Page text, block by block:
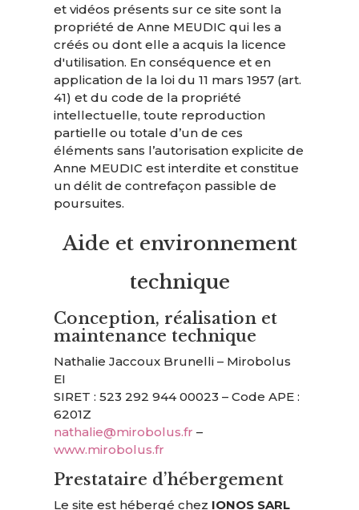
et vidéos présents sur ce site sont la
propriété de Anne MEUDIC qui les a
créés ou dont elle a acquis la licence
d'utilisation. En conséquence et en
application de la loi du 11 mars 1957 (art.
41) et du code de la propriété
intellectuelle, toute reproduction
partielle ou totale d’un de ces
éléments sans l’autorisation explicite de
Anne MEUDIC est interdite et constitue
un délit de contrefaçon passible de
poursuites.
Aide et environnement
technique
Conception, réalisation et
maintenance technique
Nathalie Jaccoux Brunelli – Mirobolus
EI
SIRET : 523 292 944 00023 – Code APE :
6201Z
nathalie@mirobolus.fr –
www.mirobolus.fr
Prestataire d’hébergement
Le site est hébergé chez IONOS SARL